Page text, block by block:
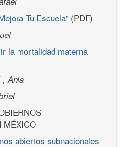
Tu Escuela" (PDF)
la mortalidad materna
, Ania
MÉXICO
abiertos subnacionales